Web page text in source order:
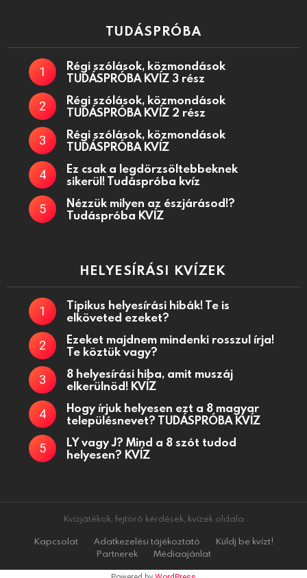
TUDÁSPRÓBA
Régi szólások, közmondások
TUDÁSPRÓBA KVÍZ 3 rész
Régi szólások, közmondások
TUDÁSPRÓBA KVÍZ 2 rész
Régi szólások, közmondások
TUDÁSPRÓBA KVÍZ
Ez csak a legdörzsöltebbeknek
sikerül! Tudáspróba kvíz
Nézzük milyen az észjárásod!?
Tudáspróba KVÍZ
HELYESÍRÁSI KVÍZEK
Tipikus helyesírási hibák! Te is
elköveted ezeket?
Ezeket majdnem mindenki rosszul írja!
Te köztük vagy?
8 helyesírási hiba, amit muszáj
elkerülnöd! KVÍZ
Hogy írjuk helyesen ezt a 8 magyar
településnevet? TUDÁSPRÓBA KVÍZ
LY vagy J? Mind a 8 szót tudod
helyesen? KVÍZ
Kvízjátékok, fejtörő kérdések, kvízek oldala
Kapcsolat
Adatkezelési tájékoztató
Küldj be kvízt!
Partnerek
Médiaajánlat